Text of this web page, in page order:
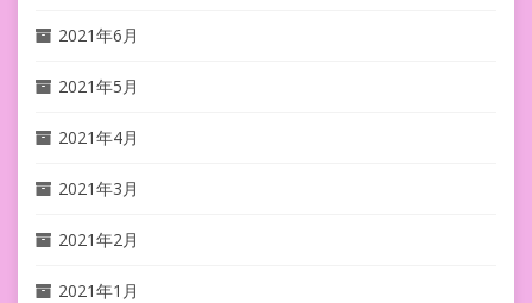
2021年6月
2021年5月
2021年4月
2021年3月
2021年2月
2021年1月